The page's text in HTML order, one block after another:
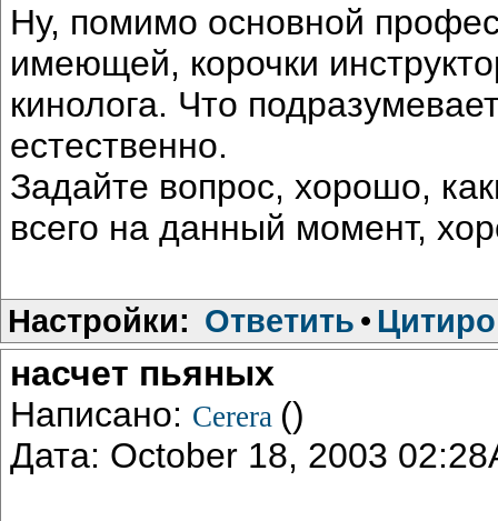
Ну, помимо основной
имеющей, корочки
кинолога. Что
естественно.
Задайте вопрос, хорошо,
всего на данный момент,
Настройки: Ответить •
насчет пьяных
Написано: Cerera ()
Дата: October 18, 2003